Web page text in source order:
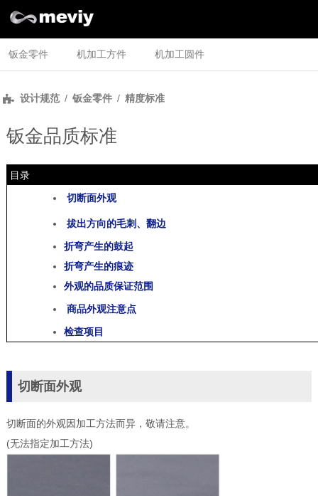
钣金零件 机加工方件 机加工圆件
设计规范 钣金零件 精度标准
钣金品质标准
目录
切断面外观
拔出方向的毛刺、翻边
折弯产生的鼓起
折弯产生的痕迹
外观的品质保证范围
商品外观注意点
检查项目
切断面外观
切断面的外观因加工方法而异，敬请注意。
(无法指定加工方法)